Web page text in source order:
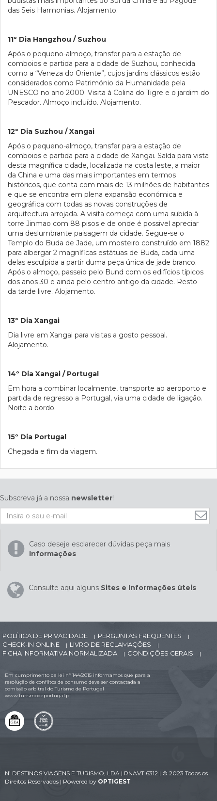
das Seis Harmonias. Alojamento.
11º Dia Hangzhou / Suzhou
Após o pequeno-almoço, transfer para a estação de
comboios e partida para a cidade de Suzhou, conhecida
como a “Veneza do Oriente”, cujos jardins clássicos estão
considerados como Património da Humanidade pela
UNESCO no ano 2000. Visita à Colina do Tigre e o jardim do
Pescador. Almoço incluído. Alojamento.
12º Dia Suzhou / Xangai
Após o pequeno-almoço, transfer para a estação de
comboios e partida para a cidade de Xangai. Saída para vista
desta magnífica cidade, localizada na costa leste, a maior
da China e uma das mais importantes em termos
históricos, que conta com mais de 13 milhões de habitantes
e que se encontra em plena expansão económica e
geográfica com todas as novas construções de
arquitectura arrojada. A visita começa com uma subida à
torre Jinmao com 88 pisos e de onde é possivel apreciar
uma deslumbrante paisagem da cidade. Segue-se o
Templo do Buda de Jade, um mosteiro construído em 1882
para albergar 2 magníficas estátuas de Buda, cada uma
delas esculpida a partir duma peça única de jade branco.
Após o almoço, passeio pelo Bund com os edifícios típicos
dos anos 30 e ainda pelo centro antigo da cidade. Resto
da tarde livre. Alojamento.
13º Dia Xangai
Dia livre em Xangai para visitas a gosto pessoal.
Alojamento.
14º Dia Xangai / Portugal
Em hora a combinar localmente, transporte ao aeroporto e
partida de regresso a Portugal, via uma cidade de ligação.
Noite a bordo.
15º Dia Portugal
Chegada e fim da viagem.
Subscreva já a nossa newsletter!
Caso deseje esclarecer dúvidas peça mais
Informações
Consulte aqui alguns Sites e Informações úteis
POLÍTICA DE PRIVACIDADE | PERGUNTAS FREQUENTES |
CHECK-IN ONLINE | LIVRO DE RECLAMAÇÕES |
FICHA INFORMATIVA NORMALIZADA | CONDIÇÕES GERAIS |
Em cumprimento da lei nº 144/2015 informamos que para a
resolução de conflitos de consumo deve ser contactada a
comissão arbitral do Turismo de Portugal
www.turismodeportugal.pt
N’ DESTINOS VIAGENS E TURISMO, LDA | RNAVT 6312 | © 2023 Todos os
Direitos Reservados | Powered by OPTIGEST